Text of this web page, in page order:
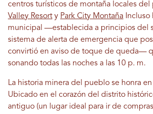
centros turísticos de montaña locales del
Valley Resort y Park City Montaña Incluso
municipal —establecida a principios del
sistema de alerta de emergencia que
convirtió en aviso de toque de queda—
sonando todas las noches a las 10 p. m.
La historia minera del pueblo se honra en
Ubicado en el corazón del distrito
antiguo (un lugar ideal para ir de